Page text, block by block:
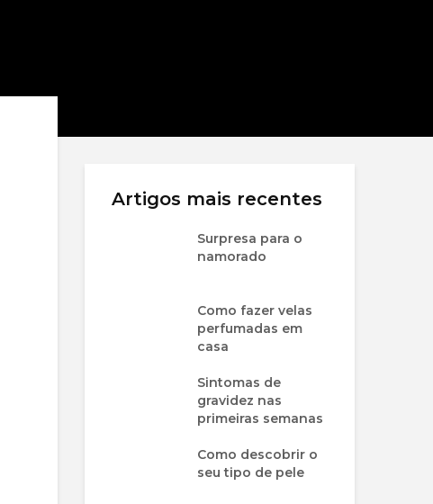
Artigos mais recentes
Surpresa para o
namorado
Como fazer velas
perfumadas em
casa
Sintomas de
gravidez nas
primeiras semanas
Como descobrir o
seu tipo de pele